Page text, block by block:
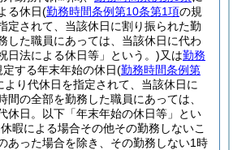
る休日(勤務時間条例第10条第1項の規
定されて、当該休日に割り振られた勤
した職員にあっては、当該休日に代わ
日法による休日等」という。)又は勤務
定する年末年始の休日(勤務時間条例第
より代休日を指定されて、当該休日に
間の全部を勤務した職員にあっては、
休日。以下「年末年始の休日等」とい
暇による場合その他その勤務しないこ
あった場合を除き、その勤務しない1時